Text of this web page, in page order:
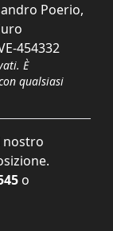
Poerio,
454332
È
qualsiasi
nostro
o